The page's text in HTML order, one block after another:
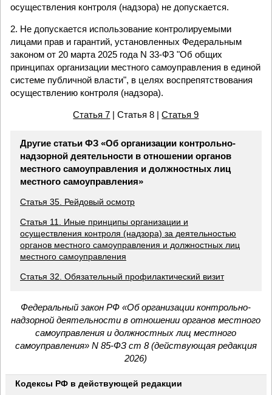
осуществления контроля (надзора) не допускается.
2. Не допускается использование контролируемыми
лицами прав и гарантий, установленных Федеральным
законом от 20 марта 2025 года N 33-ФЗ "Об общих
принципах организации местного самоуправления в единой
системе публичной власти", в целях воспрепятствования
осуществлению контроля (надзора).
Статья 7 | Статья 8 |Статья 9
Другие статьи ФЗ «Об организации контрольно-
надзорной деятельности в отношении органов
местного самоуправления и должностных лиц
местного самоуправления»
Статья 35. Рейдовый осмотр
Статья 11. Иные принципы организации и
осуществления контроля (надзора) за деятельностью
органов местного самоуправления и должностных лиц
местного самоуправления
Статья 32. Обязательный профилактический визит
Федеральный закон РФ «Об организации контрольно-
надзорной деятельности в отношении органов местного
самоуправления и должностных лиц местного
самоуправления» N 85-ФЗ ст 8 (действующая редакция
2026)
Кодексы РФ в действующей редакции